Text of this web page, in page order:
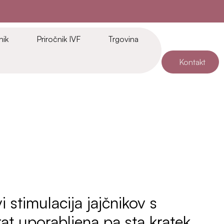
Priročnik IVF Trgovina
Kontakt
stimulacija jajčnikov s